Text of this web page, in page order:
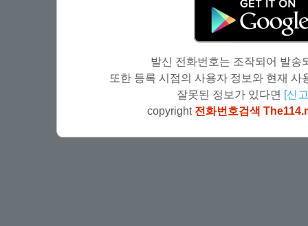
발신 전화번호는 조작되어 발송
또한 등록 시점의 사용자 정보와 현재 사
잘못된 정보가 있다면 [신
copyright 전화번호검색